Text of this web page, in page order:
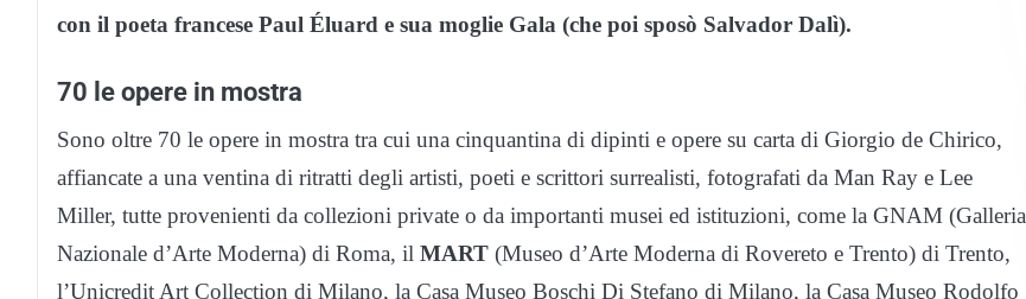
con il poeta francese Paul Éluard e sua moglie Gala (che poi sposò Salvador Dalì).
70 le opere in mostra
Sono oltre 70 le opere in mostra tra cui una cinquantina di dipinti e opere su carta di Giorgio de Chirico,
affiancate a una ventina di ritratti degli artisti, poeti e scrittori surrealisti, fotografati da Man Ray e Lee
Miller, tutte provenienti da collezioni private o da importanti musei ed istituzioni, come la GNAM (Galleria
Nazionale d’Arte Moderna) di Roma, il MART (Museo d’Arte Moderna di Rovereto e Trento) di Trento,
l’Unicredit Art Collection di Milano, la Casa Museo Boschi Di Stefano di Milano, la Casa Museo Rodolfo